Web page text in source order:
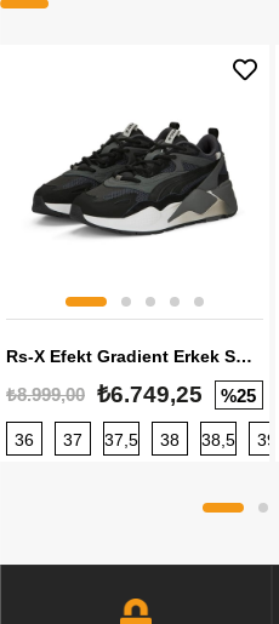
Rs-X Efekt Gradient Erkek Sneaker
₺8.999,00 ₺6.749,25 %25
36 37 37,5 38 38,5 39